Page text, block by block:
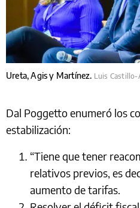
Ureta, Agis y Martínez. Luis Castillo-
Dal Poggetto enumeró los
estabilización:
“Tiene que tener
relativos previos, es
aumento de tarifas.